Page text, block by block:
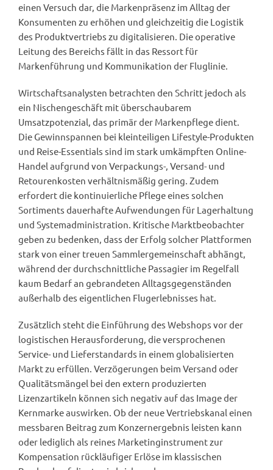
einen Versuch dar, die Markenpräsenz im Alltag der
Konsumenten zu erhöhen und gleichzeitig die Logistik
des Produktvertriebs zu digitalisieren. Die operative
Leitung des Bereichs fällt in das Ressort für
Markenführung und Kommunikation der Fluglinie.
Wirtschaftsanalysten betrachten den Schritt jedoch als
ein Nischengeschäft mit überschaubarem
Umsatzpotenzial, das primär der Markenpflege dient.
Die Gewinnspannen bei kleinteiligen Lifestyle-Produkten
und Reise-Essentials sind im stark umkämpften Online-
Handel aufgrund von Verpackungs-, Versand- und
Retourenkosten verhältnismäßig gering. Zudem
erfordert die kontinuierliche Pflege eines solchen
Sortiments dauerhafte Aufwendungen für Lagerhaltung
und Systemadministration. Kritische Marktbeobachter
geben zu bedenken, dass der Erfolg solcher Plattformen
stark von einer treuen Sammlergemeinschaft abhängt,
während der durchschnittliche Passagier im Regelfall
kaum Bedarf an gebrandeten Alltagsgegenständen
außerhalb des eigentlichen Flugerlebnisses hat.
Zusätzlich steht die Einführung des Webshops vor der
logistischen Herausforderung, die versprochenen
Service- und Lieferstandards in einem globalisierten
Markt zu erfüllen. Verzögerungen beim Versand oder
Qualitätsmängel bei den extern produzierten
Lizenzartikeln können sich negativ auf das Image der
Kernmarke auswirken. Ob der neue Vertriebskanal einen
messbaren Beitrag zum Konzernergebnis leisten kann
oder lediglich als reines Marketinginstrument zur
Kompensation rückläufiger Erlöse im klassischen